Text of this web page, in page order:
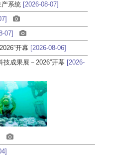
产系统 [2026-08-07]
07]
开幕 [2026-08-06]
技成果展－2026”开幕 [2026-